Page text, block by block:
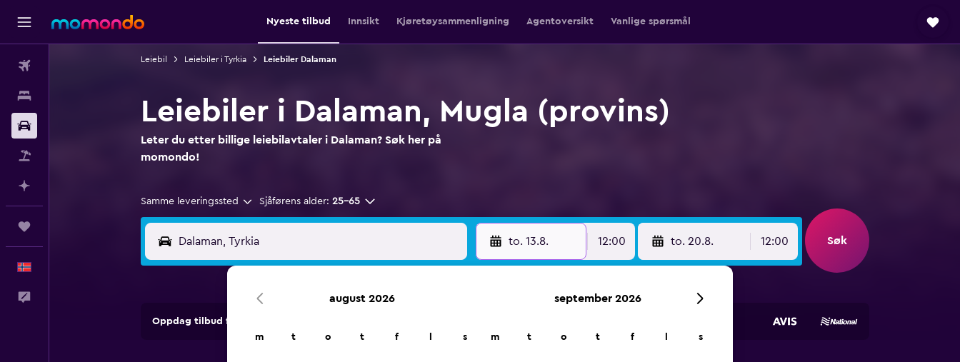
Nyeste tilbud Innsikt Kjøretøysammenligning Agentoversikt Vanlige spørsmål
Leiebil Leiebiler i Tyrkia Leiebiler Dalaman
Leiebiler i Dalaman, Mugla (provins)
Leter du etter billige leiebilavtaler i Dalaman? Søk her på
momondo!
Samme leveringssted Sjåførens alder: 25–65
to. 13.8. 12:00 to. 20.8. 12:00 Søk
Oppdag tilbud fra utleieselskaper på mer enn 70 000 steder med momondo.
august 2026
m t o t f s
september 2026
m t o t f s